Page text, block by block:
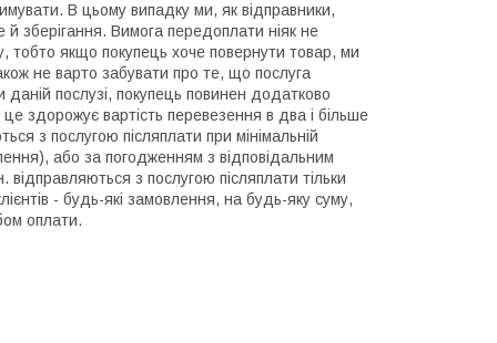
В цьому випадку ми, як відправники,
зберігання. Вимога передоплати ніяк не
тобто якщо покупець хоче повернути товар, ми
не варто забувати про те, що послуга
послузі, покупець повинен додатково
здорожує вартість перевезення в два і більше
з послугою післяплати при мінімальній
або за погодженням з відповідальним
з послугою післяплати тільки
- будь-які замовлення, на будь-яку суму,
оплати.